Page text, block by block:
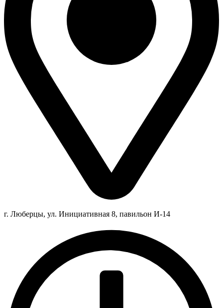
г. Люберцы, ул. Инициативная 8, павильон И-14